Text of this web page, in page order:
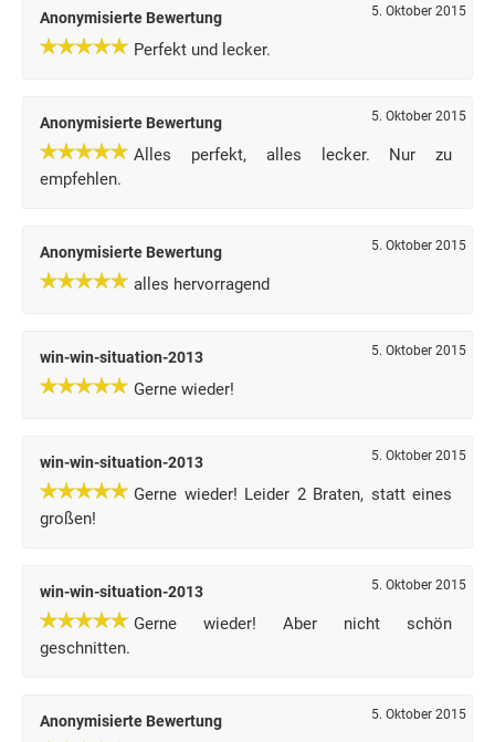
Anonymisierte Bewertung 5. Oktober 2015
Perfekt und lecker.
Anonymisierte Bewertung 5. Oktober 2015
Alles perfekt, alles lecker. Nur zu
empfehlen.
Anonymisierte Bewertung 5. Oktober 2015
alles hervorragend
win-win-situation-2013 5. Oktober 2015
Gerne wieder!
win-win-situation-2013 5. Oktober 2015
Gerne wieder! Leider 2 Braten, statt eines
großen!
win-win-situation-2013 5. Oktober 2015
Gerne wieder! Aber nicht schön
geschnitten.
Anonymisierte Bewertung 5. Oktober 2015